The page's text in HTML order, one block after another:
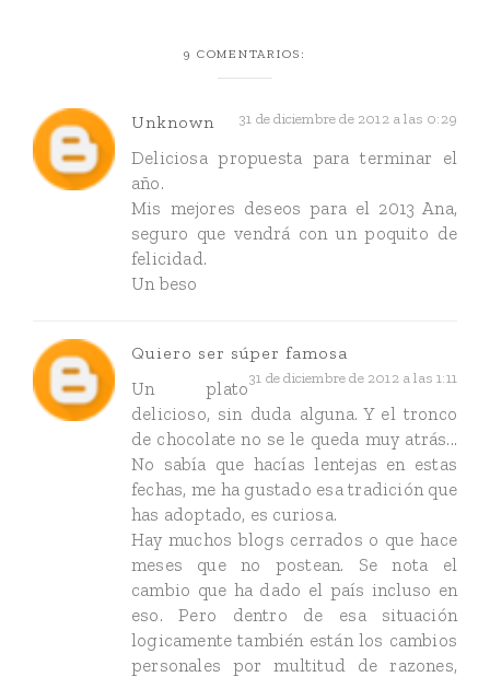
9 COMENTARIOS:
Unknown 31 de diciembre de 2012 a las 0:29
Deliciosa propuesta para terminar el
año.
Mis mejores deseos para el 2013 Ana,
seguro que vendrá con un poquito de
felicidad.
Un beso
Quiero ser súper famosa
31 de diciembre de 2012 a las 1:11
Un plato
delicioso, sin duda alguna. Y el tronco
de chocolate no se le queda muy atrás...
No sabía que hacías lentejas en estas
fechas, me ha gustado esa tradición que
has adoptado, es curiosa.
Hay muchos blogs cerrados o que hace
meses que no postean. Se nota el
cambio que ha dado el país incluso en
eso. Pero dentro de esa situación
logicamente también están los cambios
personales por multitud de razones,